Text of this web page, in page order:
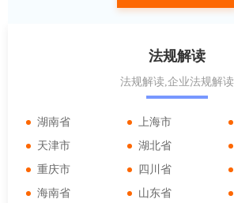
法规解读
法规解读,企业法规解读
湖南省 上海市
天津市
湖北省
重庆市
四川省
海南省
山东省